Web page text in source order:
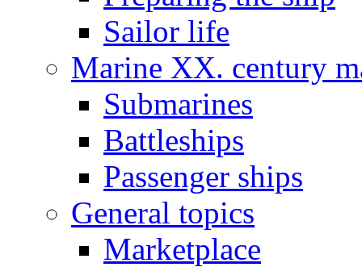
Sailor life
Marine XX. century
Submarines
Battleships
Passenger ships
General topics
Marketplace